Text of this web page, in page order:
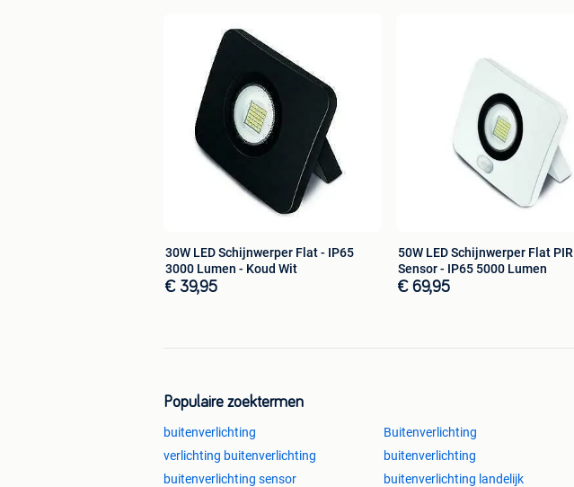
30W LED Schijnwerper Flat - IP65
3000 Lumen - Koud Wit
€ 39,95
50W LED Schijnwerper Flat PIR
Sensor - IP65 5000 Lumen
€ 69,95
Populaire zoektermen
buitenverlichting Buitenverlichting
verlichting buitenverlichting
buitenverlichting
buitenverlichting sensor
buitenverlichting landelijk